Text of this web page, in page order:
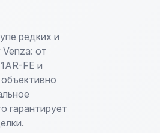
редких и
от
FE и
гарантирует